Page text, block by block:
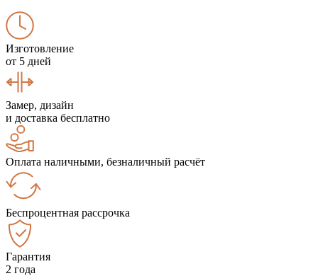
Изготовление
от 5 дней
Замер, дизайн
и доставка бесплатно
Оплата наличными, безналичный расчёт
Беспроцентная рассрочка
Гарантия
2 года